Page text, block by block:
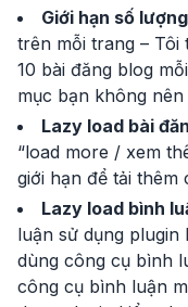
Giới hạn số
trên mỗi trang – Tôi
10 bài đăng blog
mục bạn không
Lazy load bài
“load more / xem
giới hạn để tải thêm
Lazy load bình
luận sử dụng plugin
dùng công cụ bình
công cụ bình luận